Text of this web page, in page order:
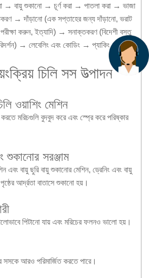
→ বায়ু শুকানো → চূর্ণ করা → পাতলা করা → ভাজা
→ দাঁড়ানো (এক সপ্তাহের জন্য দাঁড়ানো, ভরাট
পরীক্ষা করুন, ইত্যাদি) → সনাক্তকরণ (বিদেশী বস্তু
→ লেবেলিং এবং কোডিং → প্যাকিং।
চিলি সস উত্পাদন
ওয়াশিং মেশিন
করতে মরিচগুলি বুদবুদ করে এবং স্প্রে করে পরিষ্কার
শুকানোর সরঞ্জাম
এবং বায়ু ছুরি বায়ু শুকানোর মেশিন, ড্রেনিং এবং বায়ু
আর্দ্রতা বাতাসে শুকানো হয়।
পিটানো যায় এবং মরিচের ফলনও ভালো হয়।
সসকে আরও পরিমার্জিত করতে পারে।